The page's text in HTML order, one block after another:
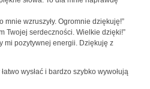
mnie wzruszyły. Ogromnie dziękuję!”
Twojej serdeczności. Wielkie dzięki!”
mi pozytywnej energii. Dziękuję z
wysłać i bardzo szybko wywołują